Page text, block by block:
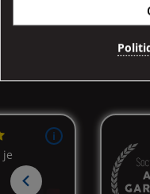
Détail produits